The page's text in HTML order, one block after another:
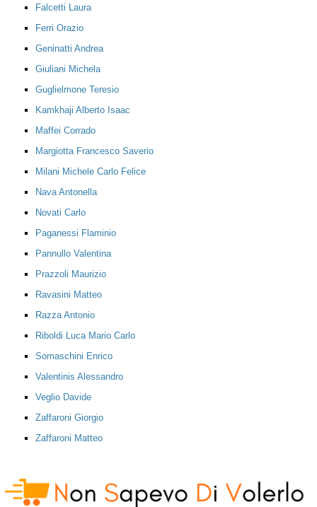
Falcetti Laura
Ferri Orazio
Geninatti Andrea
Giuliani Michela
Guglielmone Teresio
Kamkhaji Alberto Isaac
Maffei Corrado
Margiotta Francesco Saverio
Milani Michele Carlo Felice
Nava Antonella
Novati Carlo
Paganessi Flaminio
Pannullo Valentina
Prazzoli Maurizio
Ravasini Matteo
Razza Antonio
Riboldi Luca Mario Carlo
Somaschini Enrico
Valentinis Alessandro
Veglio Davide
Zaffaroni Giorgio
Zaffaroni Matteo